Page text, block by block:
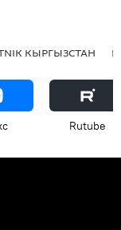
КЫРГЫЗСТАН
Rutube